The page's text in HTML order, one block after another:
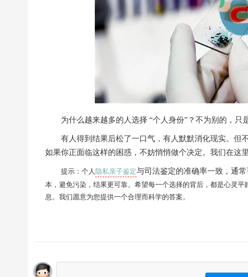
为什么越来越多的人选择 “个人身份”？不为别的，只
有人得到结果后松了一口气，有人默默消化现实。但
如果你正面临这样的困惑，不妨悄悄做个决定。我们在这
提示：个人隐私亲子鉴定与司法鉴定的准确率一致，通常
本，避免污染，结果更可靠。希望每一个选择的背后，都是心灵
息。我们愿意为您提供一个合理而科学的答案。